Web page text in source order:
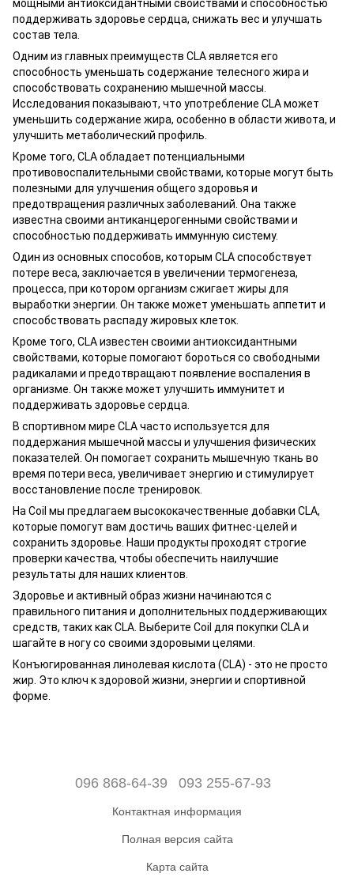
мощными антиоксидантными свойствами и способностью
поддерживать здоровье сердца, снижать вес и улучшать
состав тела.
Одним из главных преимуществ CLA является его
способность уменьшать содержание телесного жира и
способствовать сохранению мышечной массы.
Исследования показывают, что употребление CLA может
уменьшить содержание жира, особенно в области живота, и
улучшить метаболический профиль.
Кроме того, CLA обладает потенциальными
противовоспалительными свойствами, которые могут быть
полезными для улучшения общего здоровья и
предотвращения различных заболеваний. Она также
известна своими антиканцерогенными свойствами и
способностью поддерживать иммунную систему.
Один из основных способов, которым CLA способствует
потере веса, заключается в увеличении термогенеза,
процесса, при котором организм сжигает жиры для
выработки энергии. Он также может уменьшать аппетит и
способствовать распаду жировых клеток.
Кроме того, CLA известен своими антиоксидантными
свойствами, которые помогают бороться со свободными
радикалами и предотвращают появление воспаления в
организме. Он также может улучшить иммунитет и
поддерживать здоровье сердца.
В спортивном мире CLA часто используется для
поддержания мышечной массы и улучшения физических
показателей. Он помогает сохранить мышечную ткань во
время потери веса, увеличивает энергию и стимулирует
восстановление после тренировок.
На Coil мы предлагаем высококачественные добавки CLA,
которые помогут вам достичь ваших фитнес-целей и
сохранить здоровье. Наши продукты проходят строгие
проверки качества, чтобы обеспечить наилучшие
результаты для наших клиентов.
Здоровье и активный образ жизни начинаются с
правильного питания и дополнительных поддерживающих
средств, таких как CLA. Выберите Coil для покупки CLA и
шагайте в ногу со своими здоровыми целями.
Конъюгированная линолевая кислота (CLA) - это не просто
жир. Это ключ к здоровой жизни, энергии и спортивной
форме.
096 868-64-39 093 255-67-93
Контактная информация
Полная версия сайта
Карта сайта